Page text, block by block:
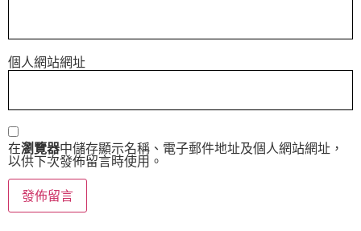
個人網站網址
在瀏覽器中儲存顯示名稱、電子郵件地址及個人網站網址，
以供下次發佈留言時使用。